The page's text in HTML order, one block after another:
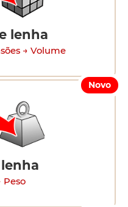
lenha
→ Volume
Novo
Peso